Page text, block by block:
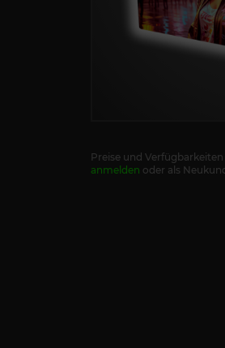
Preise und
anmelden oder als